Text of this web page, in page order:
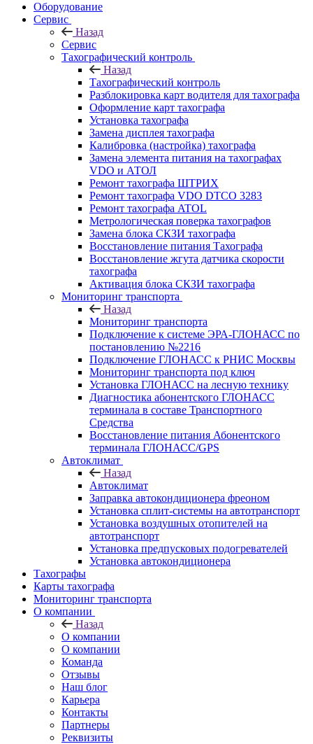
Оборудование
Сервис
Назад
Сервис
Тахографический контроль
Назад
Тахографический контроль
Разблокировка карт водителя для тахографа
Оформление карт тахографа
Установка тахографа
Замена дисплея тахографа
Калибровка (настройка) тахографа
Замена элемента питания на тахографах
VDO и АТОЛ
Ремонт тахографа ШТРИХ
Ремонт тахографа VDO DTCO 3283
Ремонт тахографа ATOL
Метрологическая поверка тахографов
Замена блока СКЗИ тахографа
Восстановление питания Тахографа
Восстановление жгута датчика скорости
тахографа
Активация блока СКЗИ тахографа
Мониторинг транспорта
Назад
Мониторинг транспорта
Подключение к системе ЭРА-ГЛОНАСС по
постановлению №2216
Подключение ГЛОНАСС к РНИС Москвы
Мониторинг транспорта под ключ
Установка ГЛОНАСС на лесную технику
Диагностика абонентского ГЛОНАСС
терминала в составе Транспортного
Средства
Восстановление питания Абонентского
терминала ГЛОНАСС/GPS
Автоклимат
Назад
Автоклимат
Заправка автокондиционера фреоном
Установка сплит-системы на автотранспорт
Установка воздушных отопителей на
автотранспорт
Установка предпусковых подогревателей
Установка автокондиционера
Тахографы
Карты тахографа
Мониторинг транспорта
О компании
Назад
О компании
О компании
Команда
Отзывы
Наш блог
Карьера
Контакты
Партнеры
Реквизиты